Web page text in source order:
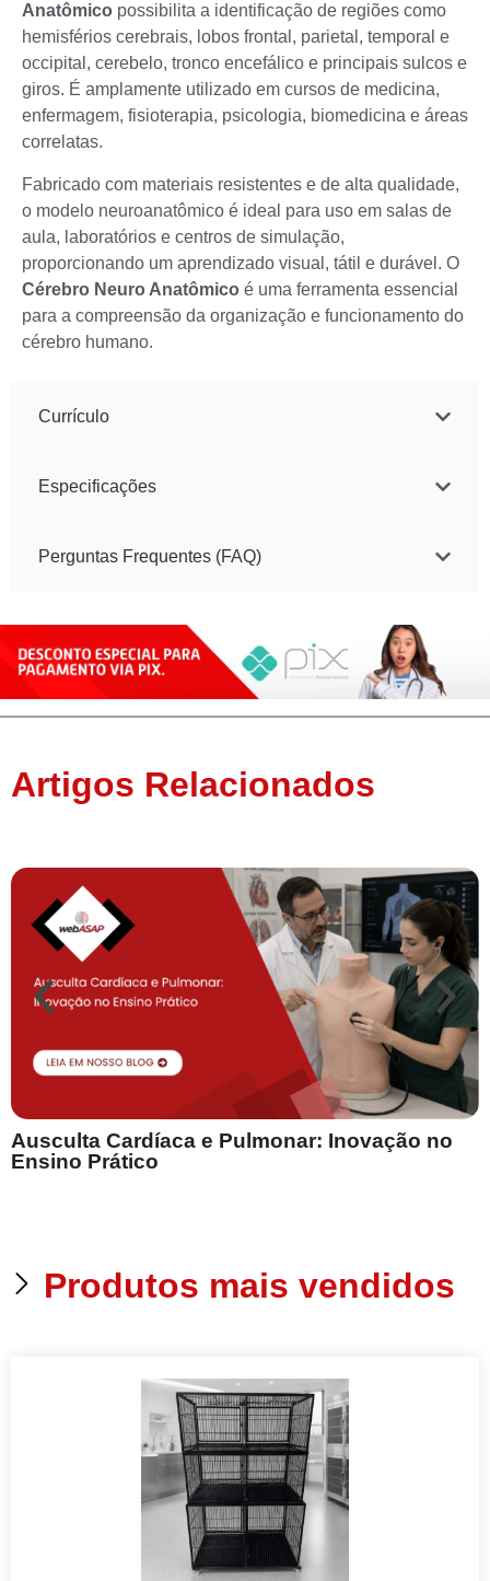
Currículo
Especificações
Perguntas Frequentes (FAQ)
Anatômico possibilita a identificação de regiões como
hemisférios cerebrais, lobos frontal, parietal, temporal e
occipital, cerebelo, tronco encefálico e principais sulcos e
giros. É amplamente utilizado em cursos de medicina,
enfermagem, fisioterapia, psicologia, biomedicina e áreas
correlatas.
Fabricado com materiais resistentes e de alta qualidade,
o modelo neuroanatômico é ideal para uso em salas de
aula, laboratórios e centros de simulação,
proporcionando um aprendizado visual, tátil e durável. O
Cérebro Neuro Anatômico é uma ferramenta essencial
para a compreensão da organização e funcionamento do
cérebro humano.
Artigos Relacionados
Ausculta Cardíaca e Pulmonar: Inovação no
Ensino Prático
Produtos mais vendidos